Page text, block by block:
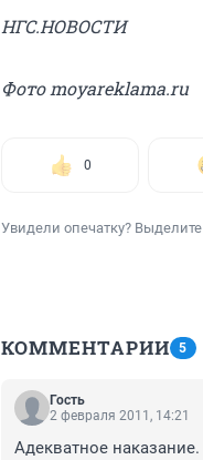
НГС.НОВОСТИ
Фото moyareklama.ru
0
Увидели опечатку?
КОММЕНТАРИИ 5
Гость
2 февраля 2011, 14:21
Адекватное наказание.